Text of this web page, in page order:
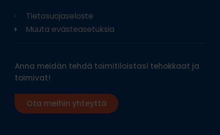
Tietosuojaseloste
Muuta evästeasetuksia
Anna meidän tehdä toimitiloistasi tehokkaat ja
toimivat!
Ota meihin yhteyttä